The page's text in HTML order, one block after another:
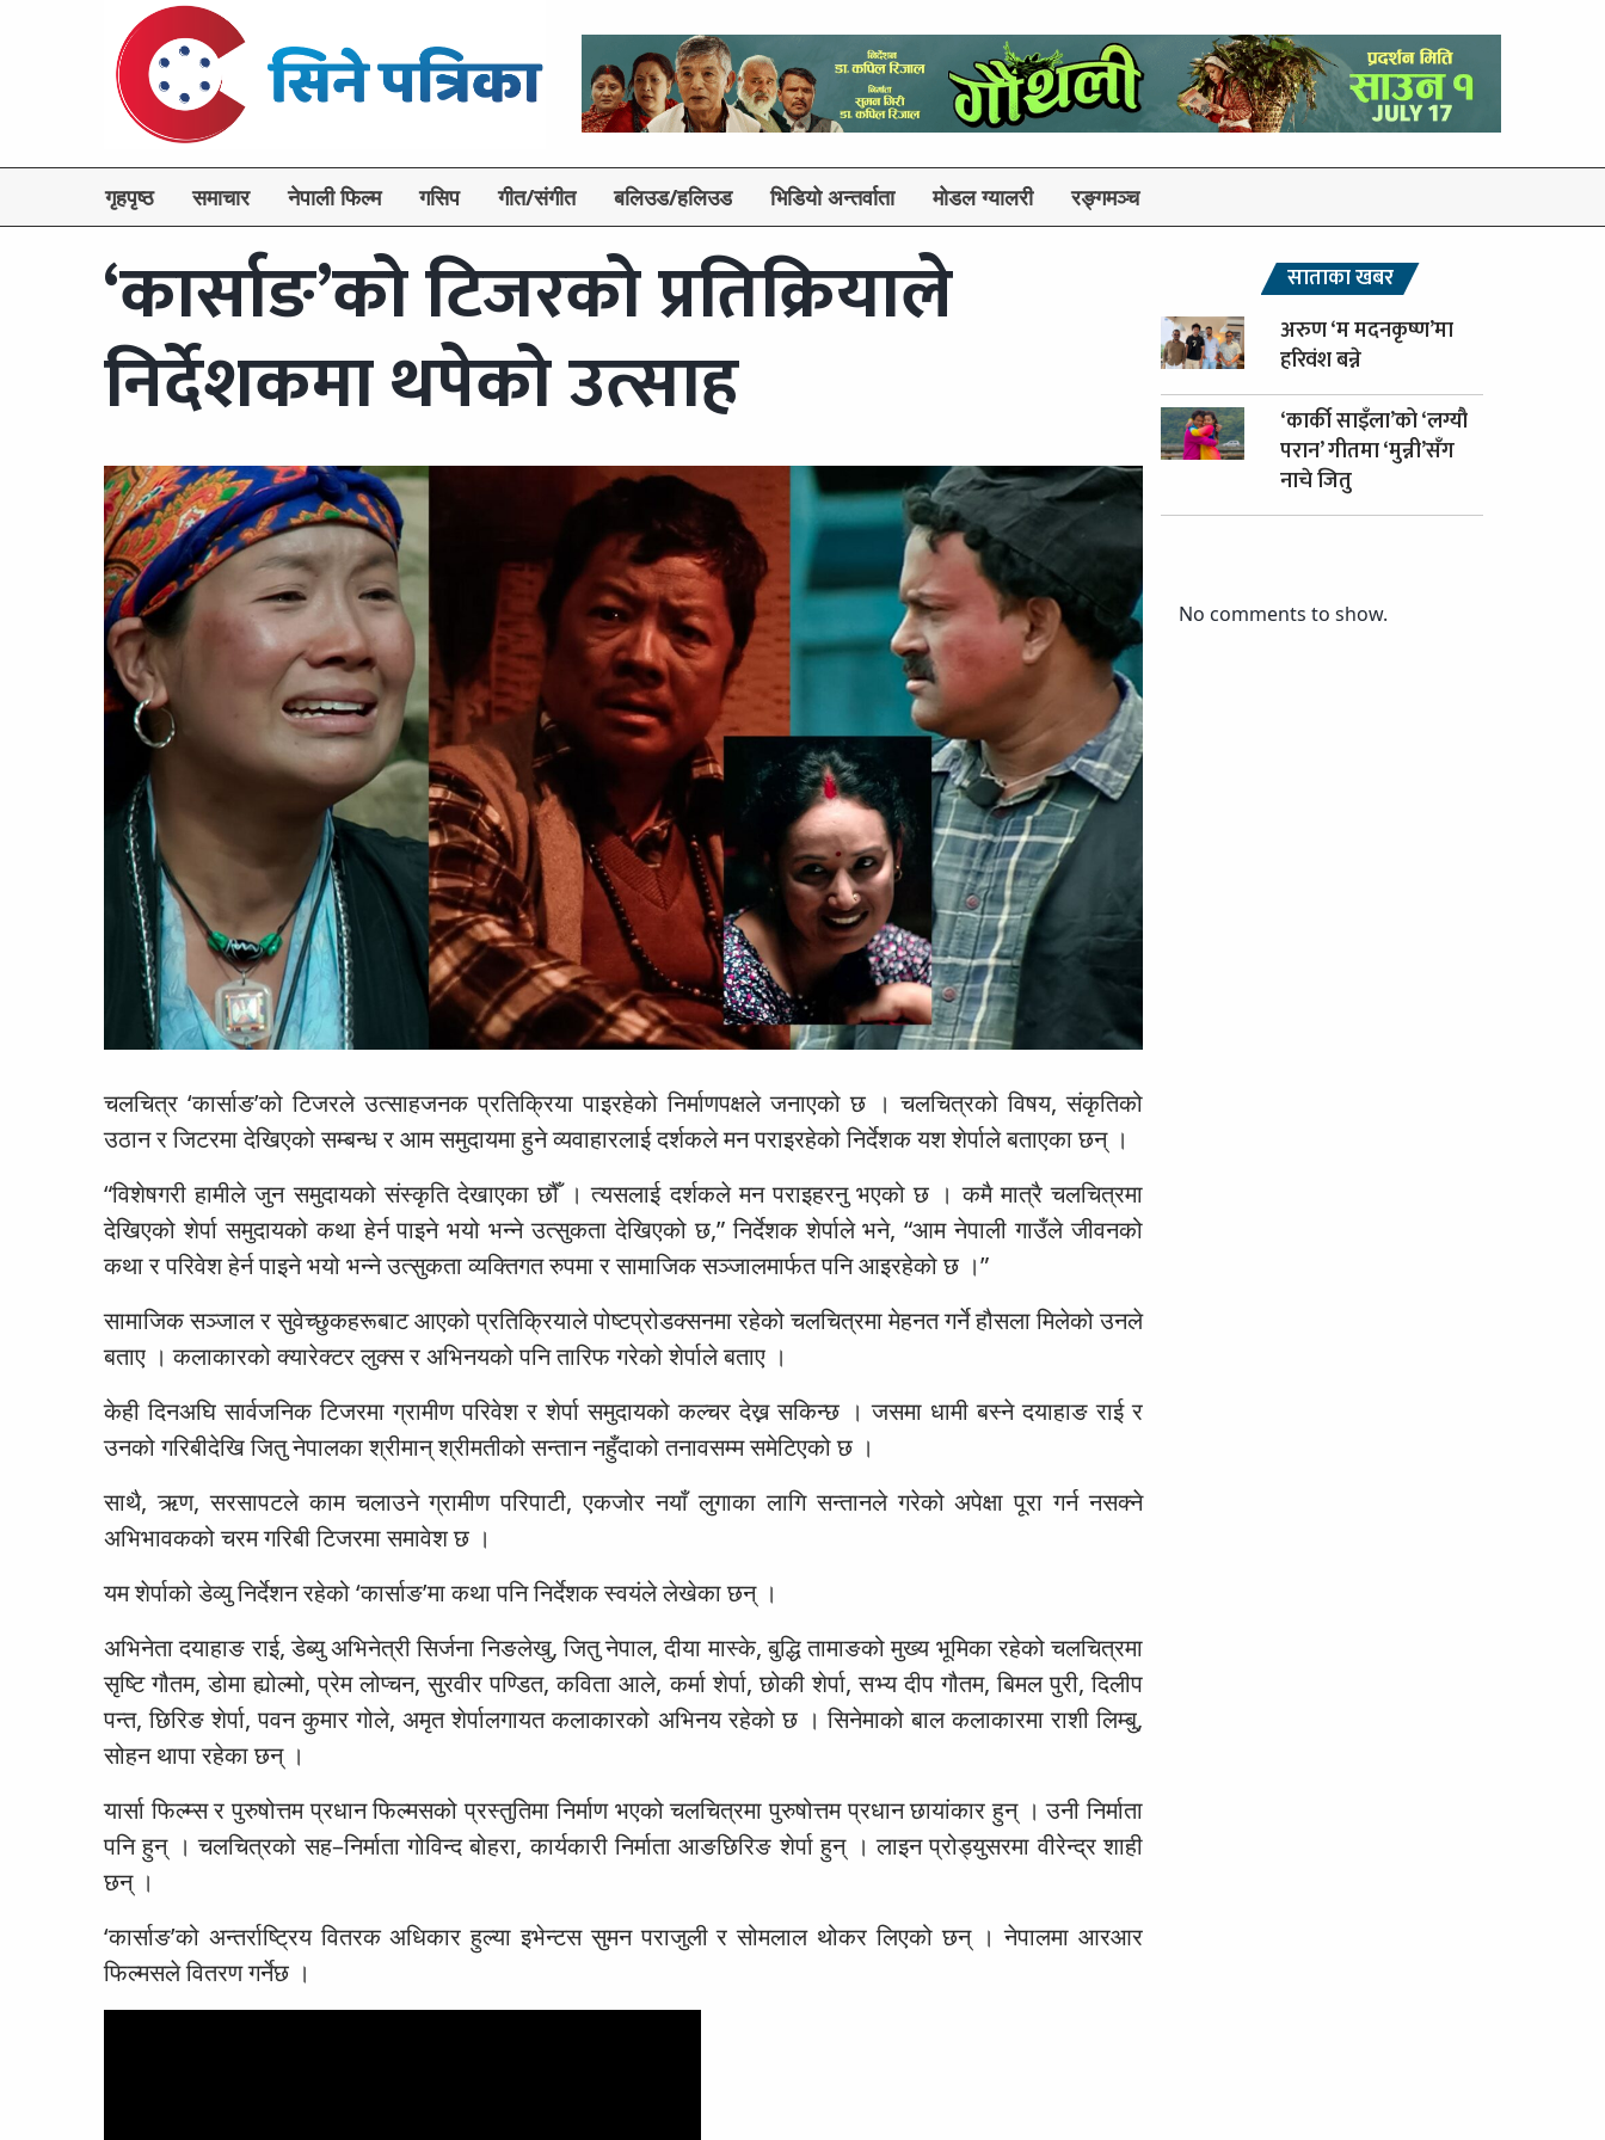
गृहपृष्ठ समाचार नेपाली फिल्म गसिप गीत/संगीत बलिउड/हलिउड भिडियो अन्तर्वाता मोडल ग्यालरी रङ्गमञ्च
‘कार्साङ’को टिजरको प्रतिक्रियाले
निर्देशकमा थपेको उत्साह
चलचित्र ‘कार्साङ’को टिजरले उत्साहजनक प्रतिक्रिया पाइरहेको निर्माणपक्षले जनाएको छ । चलचित्रको विषय, संकृतिको
उठान र जिटरमा देखिएको सम्बन्ध र आम समुदायमा हुने व्यवाहारलाई दर्शकले मन पराइरहेको निर्देशक यश शेर्पाले बताएका छन् ।
“विशेषगरी हामीले जुन समुदायको संस्कृति देखाएका छौँ । त्यसलाई दर्शकले मन पराइहरनु भएको छ । कमै मात्रै चलचित्रमा
देखिएको शेर्पा समुदायको कथा हेर्न पाइने भयो भन्ने उत्सुकता देखिएको छ,” निर्देशक शेर्पाले भने, “आम नेपाली गाउँले जीवनको
कथा र परिवेश हेर्न पाइने भयो भन्ने उत्सुकता व्यक्तिगत रुपमा र सामाजिक सञ्जालमार्फत पनि आइरहेको छ ।”
सामाजिक सञ्जाल र सुवेच्छुकहरूबाट आएको प्रतिक्रियाले पोष्टप्रोडक्सनमा रहेको चलचित्रमा मेहनत गर्ने हौसला मिलेको उनले
बताए । कलाकारको क्यारेक्टर लुक्स र अभिनयको पनि तारिफ गरेको शेर्पाले बताए ।
केही दिनअघि सार्वजनिक टिजरमा ग्रामीण परिवेश र शेर्पा समुदायको कल्चर देख्न सकिन्छ । जसमा धामी बस्ने दयाहाङ राई र
उनको गरिबीदेखि जितु नेपालका श्रीमान् श्रीमतीको सन्तान नहुँदाको तनावसम्म समेटिएको छ ।
साथै, ऋण, सरसापटले काम चलाउने ग्रामीण परिपाटी, एकजोर नयाँ लुगाका लागि सन्तानले गरेको अपेक्षा पूरा गर्न नसक्ने
अभिभावकको चरम गरिबी टिजरमा समावेश छ ।
यम शेर्पाको डेव्यु निर्देशन रहेको ‘कार्साङ’मा कथा पनि निर्देशक स्वयंले लेखेका छन् ।
अभिनेता दयाहाङ राई, डेब्यु अभिनेत्री सिर्जना निङलेखु, जितु नेपाल, दीया मास्के, बुद्धि तामाङको मुख्य भूमिका रहेको चलचित्रमा
सृष्टि गौतम, डोमा ह्योल्मो, प्रेम लोप्चन, सुरवीर पण्डित, कविता आले, कर्मा शेर्पा, छोकी शेर्पा, सभ्य दीप गौतम, बिमल पुरी, दिलीप
पन्त, छिरिङ शेर्पा, पवन कुमार गोले, अमृत शेर्पालगायत कलाकारको अभिनय रहेको छ । सिनेमाको बाल कलाकारमा राशी लिम्बु,
सोहन थापा रहेका छन् ।
यार्सा फिल्म्स र पुरुषोत्तम प्रधान फिल्मसको प्रस्तुतिमा निर्माण भएको चलचित्रमा पुरुषोत्तम प्रधान छायांकार हुन् । उनी निर्माता
पनि हुन् । चलचित्रको सह–निर्माता गोविन्द बोहरा, कार्यकारी निर्माता आङछिरिङ शेर्पा हुन् । लाइन प्रोड्युसरमा वीरेन्द्र शाही
छन् ।
‘कार्साङ’को अन्तर्राष्ट्रिय वितरक अधिकार हुल्या इभेन्टस सुमन पराजुली र सोमलाल थोकर लिएको छन् । नेपालमा आरआर
फिल्मसले वितरण गर्नेछ ।
साताका खबर
अरुण ‘म मदनकृष्ण’मा
हरिवंश बन्ने
‘कार्की साइँला’को ‘लग्यौ
परान’ गीतमा ‘मुन्नी’सँग
नाचे जितु
No comments to show.